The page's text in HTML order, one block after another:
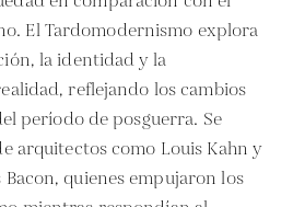
El Tardomodernismo explora
la identidad y la
reflejando los cambios
período de posguerra. Se
arquitectos como Louis Kahn y
quienes empujaron los